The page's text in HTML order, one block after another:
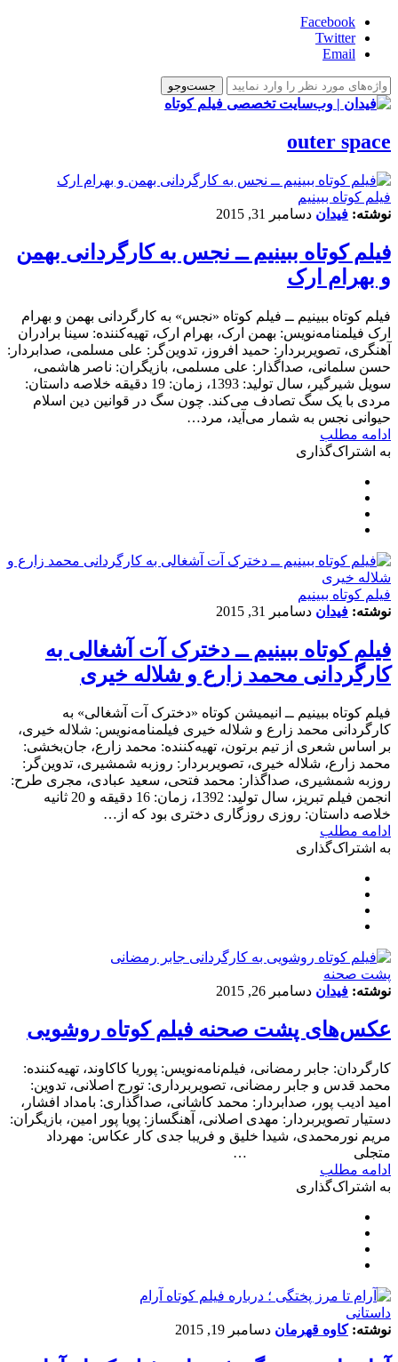
Facebook
Twitter
Email
outer space
فیلم کوتاه ببینیم
نوشته: فیدان دسامبر 31, 2015
فیلم کوتاه ببینیم ــ نجس به کارگردانی بهمن
و بهرام ارک
فیلم کوتاه ببینیم ــ فیلم کوتاه «نجس» به کارگردانی بهمن و بهرام
ارک فیلمنامه‌نویس: بهمن ارک، بهرام ارک، تهیه‌کننده: سینا برادران
آهنگری، تصویربردار: حمید افروز، تدوین‌گر: علی مسلمی، صدابردار:
حسن سلمانی، صداگذار: علی مسلمی، بازیگران: ناصر هاشمی،
سویل شیرگیر، سال تولید: 1393، زمان: 19 دقیقه خلاصه داستان:
مردی با یک سگ تصادف می‌کند. چون سگ در قوانین دین اسلام
حیوانی نجس به شمار می‌آید، مرد…
ادامه مطلب
به اشتراک‌گذاری
فیلم کوتاه ببینیم
نوشته: فیدان دسامبر 31, 2015
فیلم کوتاه ببینیم ــ دخترک آت آشغالی به
کارگردانی محمد زارع و شلاله خیری
فیلم کوتاه ببینیم ــ انیمیشن کوتاه «دخترک آت آشغالی» به
کارگردانی محمد زارع و شلاله خیری فیلمنامه‌نویس: شلاله خیری،
بر اساس شعری از تیم برتون، تهیه‌کننده: محمد زارع، جان‌بخشی:
محمد زارع، شلاله خیری، تصویربردار: روزبه شمشیری، تدوین‌گر:
روزبه شمشیری، صداگذار: محمد فتحی، سعید عبادی، مجری طرح:
انجمن فیلم تبریز، سال تولید: 1392، زمان: 16 دقیقه و 20 ثانیه
خلاصه داستان: روزی روزگاری دختری بود که از…
ادامه مطلب
به اشتراک‌گذاری
پشت صحنه
نوشته: فیدان دسامبر 26, 2015
عکس‌های پشت صحنه فیلم کوتاه روشویی
کارگردان: جابر رمضانی، فیلم‌نامه‌نویس: پوریا کاکاوند، تهیه‌کننده:
محمد قدس و جابر رمضانی، تصویربرداری: تورج اصلانی، تدوین:
امید ادیب پور، صدابردار: محمد کاشانی، صداگذاری: بامداد افشار،
دستیار تصویربردار: مهدی اصلانی، آهنگساز: پویا پور امین، بازیگران:
مریم نورمحمدی، شیدا خلیق و فریبا جدی کار عکاس: مهرداد
متجلی …
ادامه مطلب
به اشتراک‌گذاری
داستانی
نوشته:کاوه قهرمان دسامبر 19, 2015